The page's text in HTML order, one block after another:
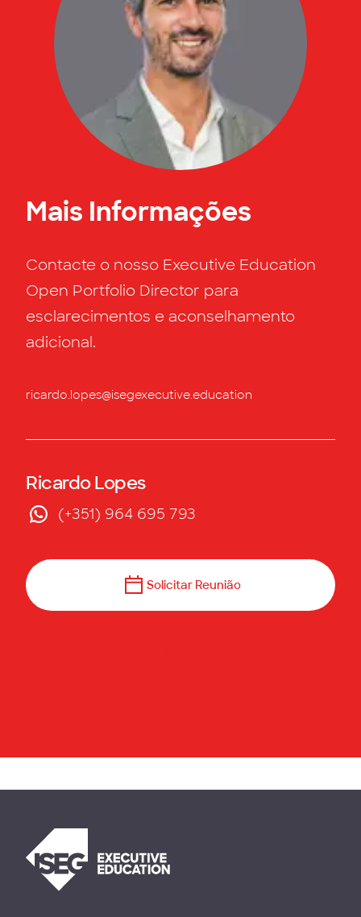
Mais Informações
Contacte o nosso Executive Education
Open Portfolio Director para
esclarecimentos e aconselhamento
adicional.
ricardo.lopes@isegexecutive.education
Ricardo Lopes
(+351) 964 695 793
Solicitar Reunião